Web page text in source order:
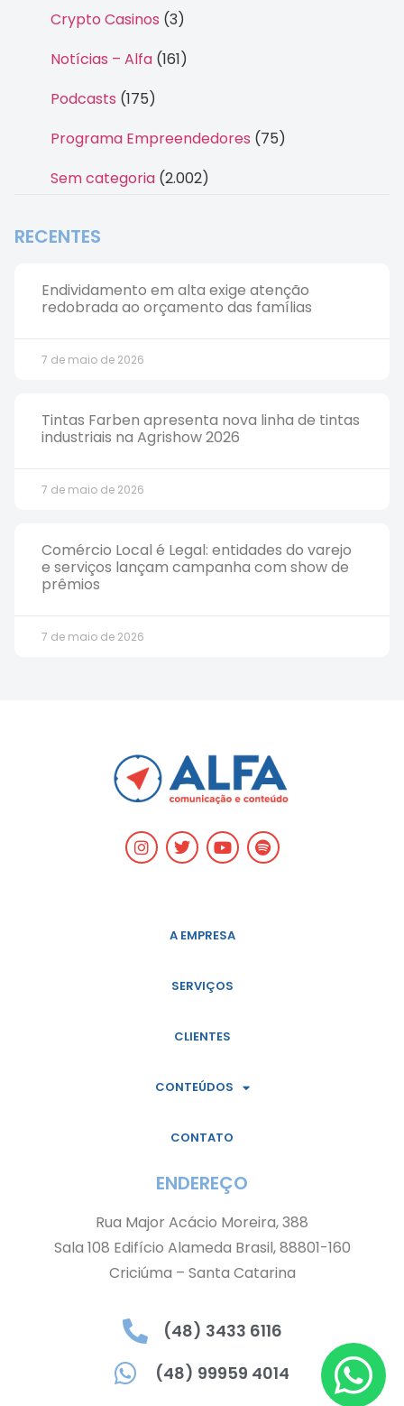
Crypto Casinos (3)
Notícias – Alfa (161)
Podcasts (175)
Programa Empreendedores (75)
Sem categoria (2.002)
RECENTES
Endividamento em alta exige atenção
redobrada ao orçamento das famílias
7 de maio de 2026
Tintas Farben apresenta nova linha de tintas
industriais na Agrishow 2026
7 de maio de 2026
Comércio Local é Legal: entidades do varejo
e serviços lançam campanha com show de
prêmios
7 de maio de 2026
A EMPRESA
SERVIÇOS
CLIENTES
CONTEÚDOS
CONTATO
ENDEREÇO
Rua Major Acácio Moreira, 388
Sala 108 Edifício Alameda Brasil, 88801-160
Criciúma – Santa Catarina
(48) 3433 6116
(48) 99959 4014